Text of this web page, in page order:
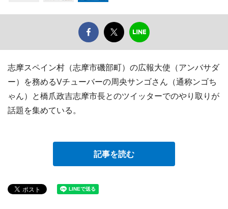
志摩スペイン村（志摩市磯部町）の広報大使（アンバサダ
ー）を務めるVチューバーの周央サンゴさん（通称ンゴち
ゃん）と橋爪政吉志摩市長とのツイッターでのやり取りが
話題を集めている。
記事を読む